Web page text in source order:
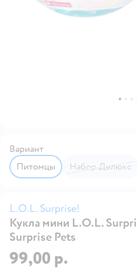
Вариант
Питомцы
Набор Делюкс
L.O.L. Surprise!
Кукла мини L.O.L.
Surprise Pets
99,00 р.